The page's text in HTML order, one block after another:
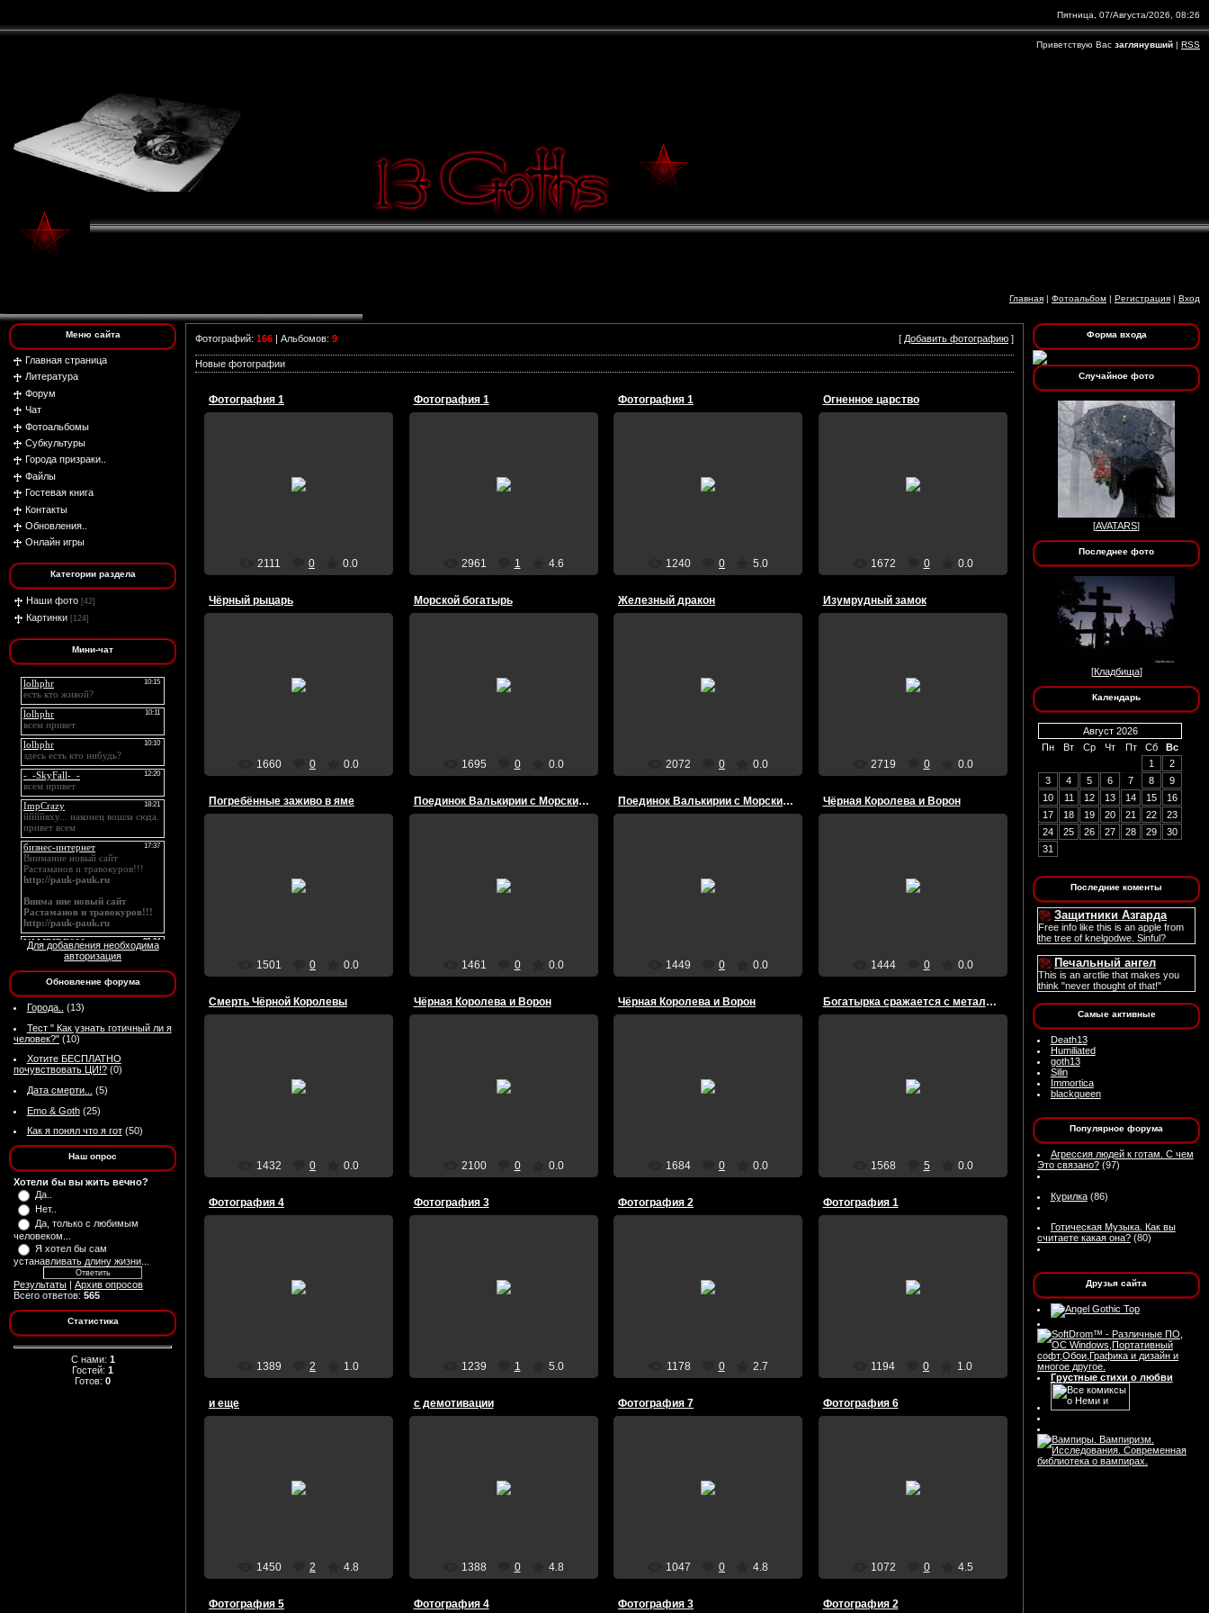
Пятница, 07/Августа/2026, 08:26
Приветствую Вас заглянувший | RSS
Главная | Фотоальбом | Регистрация | Вход
Меню сайта
Главная страница
Литература
Форум
Чат
Фотоальбомы
Субкультуры
Города призраки..
Файлы
Гостевая книга
Контакты
Обновления..
Онлайн игры
Категории раздела
Наши фото [42]
Картинки [124]
Мини-чат
Для добавления необходима
авторизация
Обновление форума
Города..
(13)
Тест " Как узнать готичный ли я
человек?" (10)
Хотите БЕСПЛАТНО
почувствовать ЦИ!? (0)
Дата смерти...
(5)
Emo & Goth (25)
Как я понял что я гот (50)
Наш опрос
Хотели бы вы жить вечно?
Да..
Нет..
Да, только с любимым
человеком...
Я хотел бы сам
устанавливать длину жизни...
Результаты | Архив опросов
Всего ответов: 565
Статистика
C нами: 1
Гостей: 1
Готов: 0
Фотографий: 166 | Альбомов: 9 [ Добавить фотографию ]
Новые фотографии
Фотография 1
15/Октября/2012
2111 0 0.0
Фотография 1
2961 1 4.6
Фотография 1
1240 0 5.0
Огненное царство
1672 0 0.0
Чёрный рыцарь
1660 0 0.0
Морской богатырь
1695 0 0.0
Железный дракон
2072 0 0.0
Изумрудный замок
2719 0 0.0
Погребённые заживо в яме
1501 0 0.0
Поединок Валькирии с Морским Богатырём
1461 0 0.0
Поединок Валькирии с Морским Богатырём
1449 0 0.0
Чёрная Королева и Ворон
1444 0 0.0
Смерть Чёрной Королевы
смола струилась! Лёгкие
1432 0 0.0
Чёрная Королева и Ворон
Чёрная Королева и Ворон
2100 0 0.0
Чёрная Королева и Ворон
Чёрная Королева, отравленная
чёрной демонической любовью
1684 0 0.0
Богатырка сражается с металлическим монстром
Богатырка сражается с
металлическим монстром
1568 5 0.0
Фотография 4
1389 2 1.0
Фотография 3
1239 1 5.0
Фотография 2
1178 0 2.7
Фотография 1
1194 0 1.0
и еще
1450 2 4.8
с демотивации
1388 0 4.8
Фотография 7
1047 0 4.8
Фотография 6
1072 0 4.5
Фотография 5 Фотография 4 Фотография 3 Фотография 2
Форма входа
Случайное фото
[AVATARS]
Последнее фото
[Кладбища]
Календарь
Август 2026
Пн
Вт Ср Чт Пт Сб
Вс
1
2
3
4 5 6 7 8
9
10
11 12 13 14 15
16
17
18 19 20 21 22
23
24
25 26 27 28 29
30
31
Последние коменты
Защитники Азгарда
Free info like this is an apple from
the tree of knelgodwe. Sinful?
Печальный ангел
This is an arctlie that makes you
think "never thought of that!"
Самые активные
Death13
Humiliated
goth13
Silin
Immortica
blackqueen
Популярное форума
Агрессия людей к готам. С чем
Это связано? (97)
Курилка (86)
Готическая Музыка. Как вы
считаете какая она? (80)
Друзья сайта
Грустные стихи о любви